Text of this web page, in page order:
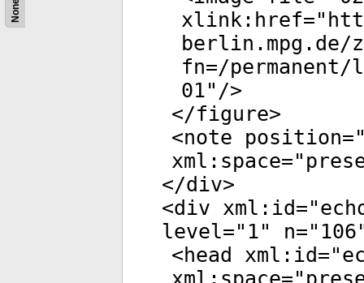
None
xlink:href="
berlin.mpg.de/
fn=/
01"/>
</figure>
<note position
xml:space="
</div>
<div xml:id="
level=" 1" n=" 106
<head xml:id="